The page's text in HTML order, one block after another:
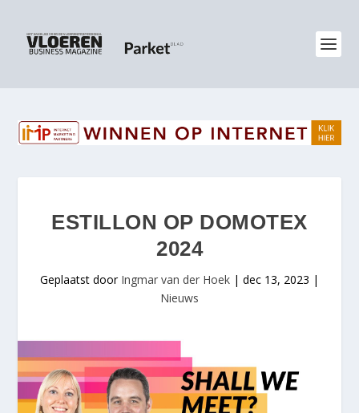
ESTILLON OP DOMOTEX
2024
Geplaatst door Ingmar van der Hoek | dec 13, 2023 |
Nieuws